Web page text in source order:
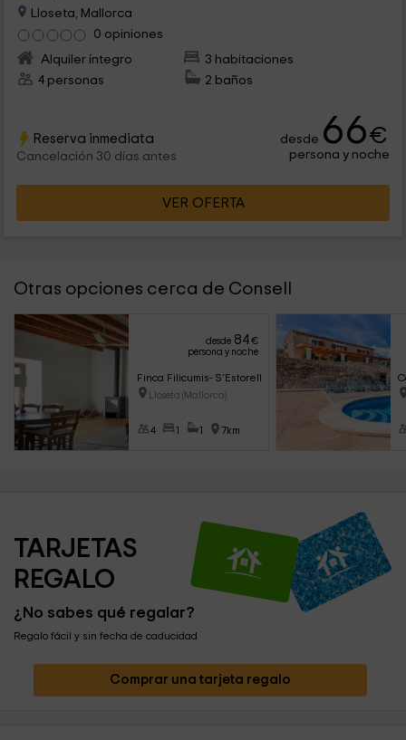
Lloseta, Mallorca
0 opiniones
Alquiler íntegro
3 habitaciones
4 personas
2 baños
Reserva inmediata
Cancelación 30 días antes
desde 66€
persona y noche
VER OFERTA
Otras opciones cerca de Consell
desde 84€
persona y noche
Finca Filicumis- S'Estorell
Lloseta (Mallorca)
4 1 1 7km
TARJETAS
REGALO
¿No sabes qué regalar?
Regalo fácil y sin fecha de caducidad
Comprar una tarjeta regalo